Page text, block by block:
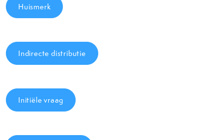
Huismerk
Indirecte distributie
Initiële vraag